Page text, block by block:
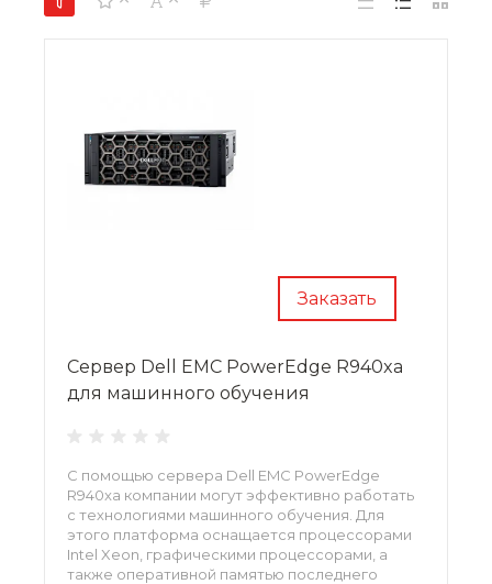
Заказать
Сервер Dell EMC PowerEdge R940xa
для машинного обучения
С помощью сервера Dell EMC PowerEdge
R940xa компании могут эффективно работать
с технологиями машинного обучения. Для
этого платформа оснащается процессорами
Intel Xeon, графическими процессорами, а
также оперативной памятью последнего